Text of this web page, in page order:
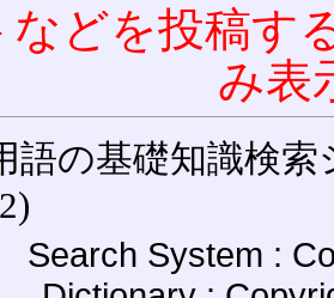
どを投稿す
み表
語の基礎知識検索
Search System :